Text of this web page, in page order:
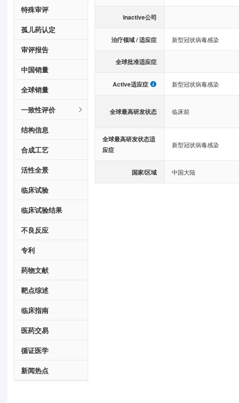
特殊审评
孤儿药认定
审评报告
中国销量
全球销量
一致性评价
结构信息
合成工艺
活性全景
临床试验
临床试验结果
不良反应
专利
药物文献
靶点综述
临床指南
医药交易
循证医学
新闻热点
Inactive公司
治疗领域 / 适应症 新型冠状病毒感染
全球批准适应症
Active适应症 新型冠状病毒感染
全球最高研发状态 临床前
全球最高研发状态适
应症
新型冠状病毒感染
国家/区域 中国大陆